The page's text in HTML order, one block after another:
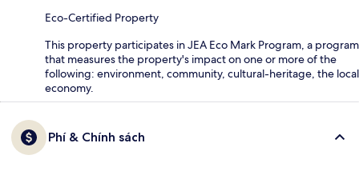
Eco-Certified Property
This property participates in JEA Eco Mark Program, a program
that measures the property's impact on one or more of the
following: environment, community, cultural-heritage, the local
economy.
Phí & Chính sách